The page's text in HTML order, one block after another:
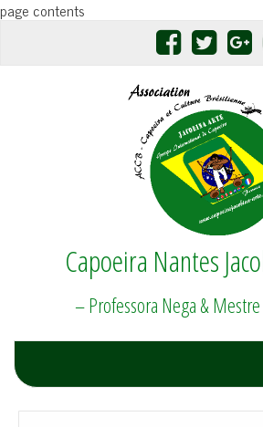
page contents
Capoeira Nantes
– Professora Nega &